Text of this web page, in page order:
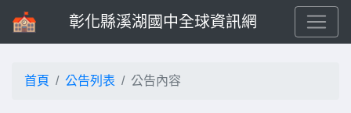
彰化縣溪湖國中全球資訊網
首頁 公告列表 公告內容